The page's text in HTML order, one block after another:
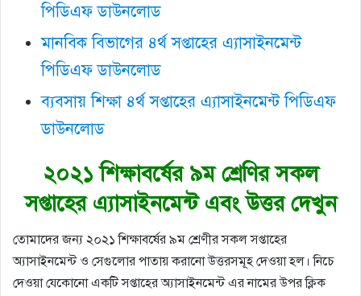
পিডিএফ ডাউনলোড
মানবিক বিভাগের ৪র্থ সপ্তাহের এ্যাসাইনমেন্ট
পিডিএফ ডাউনলোড
ব্যবসায় শিক্ষা ৪র্থ সপ্তাহের এ্যাসাইনমেন্ট পিডিএফ
ডাউনলোড
২০২১ শিক্ষাবর্ষের ৯ম শ্রেণির সকল
সপ্তাহের এ্যাসাইনমেন্ট এবং উত্তর দেখুন
তোমাদের জন্য ২০২১ শিক্ষাবর্ষের ৯ম শ্রেণীর সকল সপ্তাহের
অ্যাসাইনমেন্ট ও সেগুলোর পাতায় করানো উত্তরসমূহ দেওয়া হল। নিচে
দেওয়া যেকোনো একটি সপ্তাহের অ্যাসাইনমেন্ট এর নামের উপর ক্লিক